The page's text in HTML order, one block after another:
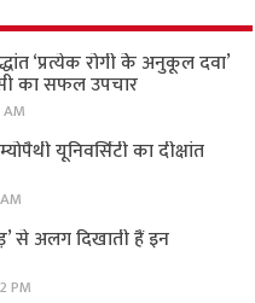
‘प्रत्येक रोगी केे अनुकूल दवा’
का सफल उपचार
यूनिवर्सिटी का दीक्षांत
से अलग दिखाती हैं इन
PM